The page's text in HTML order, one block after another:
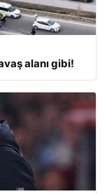
alanı gibi!